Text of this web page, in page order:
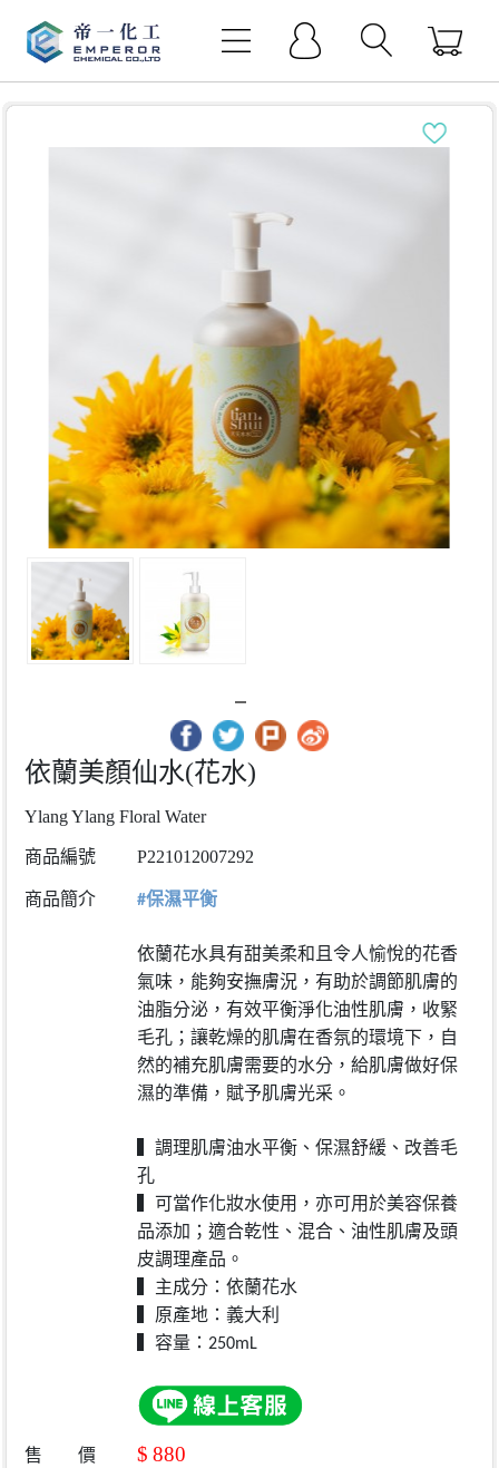
依蘭美顏仙水(花水)
Ylang Ylang Floral Water
商品編號 P221012007292
商品簡介 #保濕平衡
依蘭花水具有甜美柔和且令人愉悅的花香
氣味，能夠安撫膚況，有助於調節肌膚的
油脂分泌，有效平衡淨化油性肌膚，收緊
毛孔；讓乾燥的肌膚在香氛的環境下，自
然的補充肌膚需要的水分，給肌膚做好保
濕的準備，賦予肌膚光采。
調理肌膚油水平衡、保濕舒緩、改善毛
孔
可當作化妝水使用，亦可用於美容保養
品添加；適合乾性、混合、油性肌膚及頭
皮調理產品。
主成分：依蘭花水
原產地：義大利
容量： 250mL
售 價 $ 880